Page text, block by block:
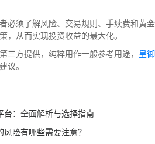
必须了解风险、交易规则、手续费和黄
，从而实现投资收益的最大化。
三方提供，纯粹用作一般参考用途， 皇御
议。
台：全面解析与选择指南
风险有哪些需要注意？